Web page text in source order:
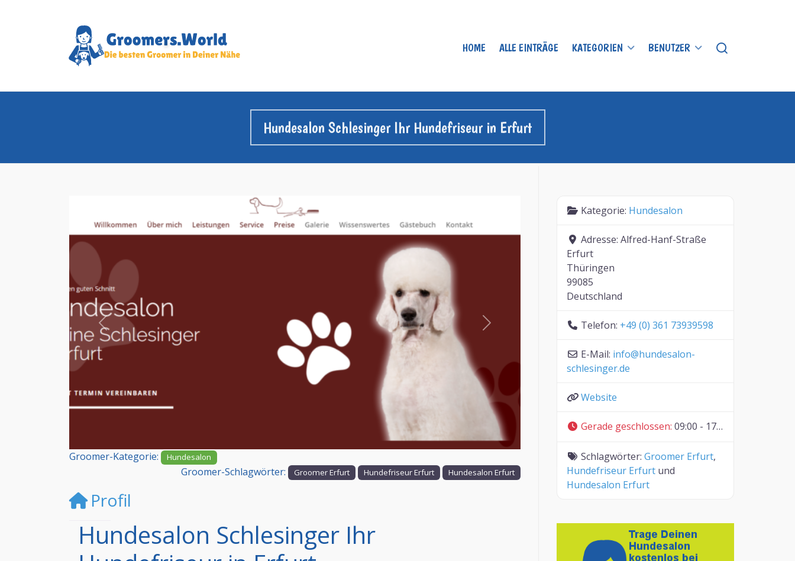
HOME ALLE EINTRÄGE KATEGORIEN BENUTZER
Hundesalon Schlesinger Ihr Hundefriseur in Erfurt
Vorheriges Nächstes
Groomer-Kategorie: Hundesalon
Groomer-Schlagwörter: Groomer Erfurt Hundefriseur Erfurt Hundesalon Erfurt
Profil
Hundesalon Schlesinger Ihr
Kategorie: Hundesalon
Adresse:Alfred-Hanf-Straße
Erfurt
Thüringen
99085
Deutschland
Telefon: +49 (0) 361 73939598
E-Mail: info@hundesalon-
schlesinger.de
Website
Gerade geschlossen:09:00 - 17:00
Schlagwörter:Groomer Erfurt,
Hundefriseur Erfurt und
Hundesalon Erfurt